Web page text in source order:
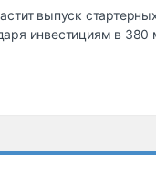
выпуск
инвестициям в 380